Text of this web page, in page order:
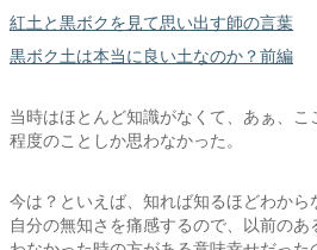
紅土と黒ボクを見て思い出す師の言葉
黒ボク土は本当に良い土なのか？前編
当時はほとんど知識がなくて、あぁ、
程度のことしか思わなかった。
今は？といえば、知れば知るほどわから
自分の無知さを痛感するので、以前の